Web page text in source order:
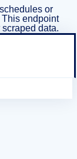
or
endpoint
data.